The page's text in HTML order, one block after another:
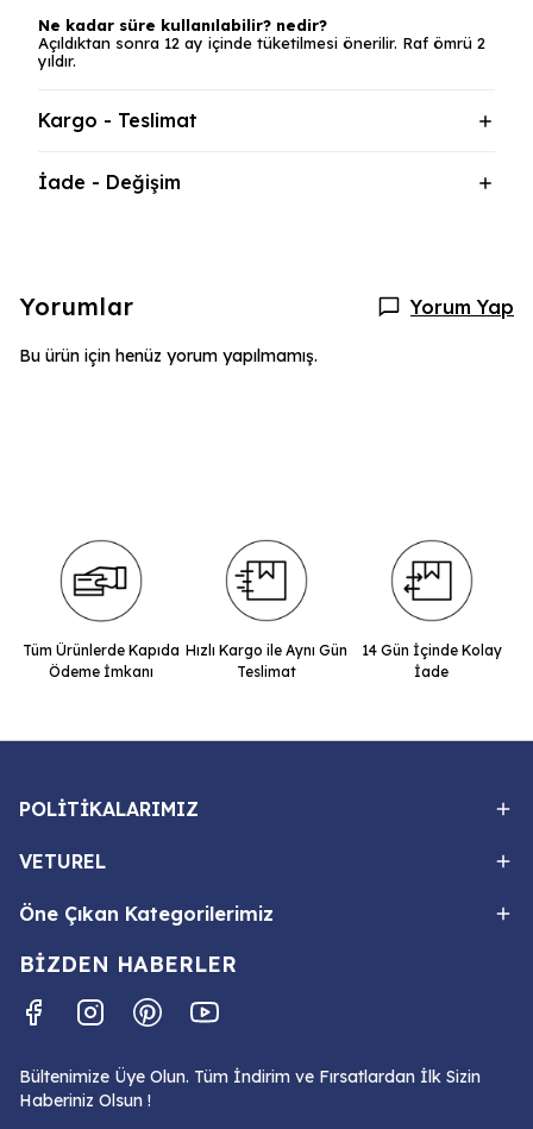
Ne kadar süre kullanılabilir? nedir?
Açıldıktan sonra 12 ay içinde tüketilmesi önerilir. Raf ömrü 2
yıldır.
Kargo - Teslimat
İade - Değişim
Yorumlar Yorum Yap
Bu ürün için henüz yorum yapılmamış.
Tüm Ürünlerde Kapıda
Ödeme İmkanı
Hızlı Kargo ile Aynı Gün
Teslimat
14 Gün İçinde Kolay
İade
POLİTİKALARIMIZ
VETUREL
Öne Çıkan Kategorilerimiz
BİZDEN HABERLER
Bültenimize Üye Olun. Tüm İndirim ve Fırsatlardan İlk Sizin
Haberiniz Olsun !